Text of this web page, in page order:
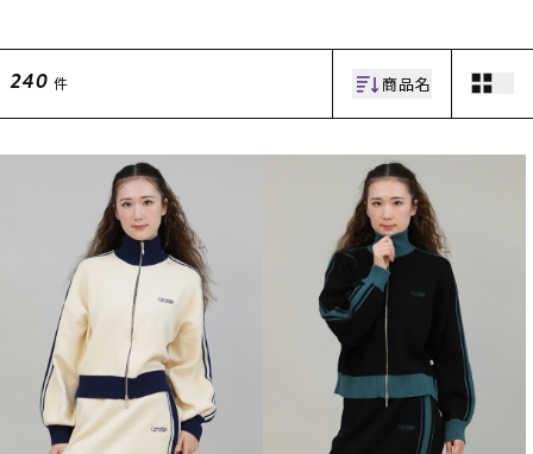
中古/アウトレット サー
ー
下取り保証について
お問い合わせ
240 件 商品名